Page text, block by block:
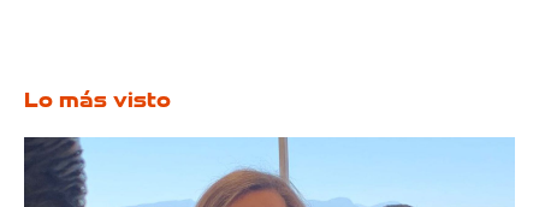
Lo más visto